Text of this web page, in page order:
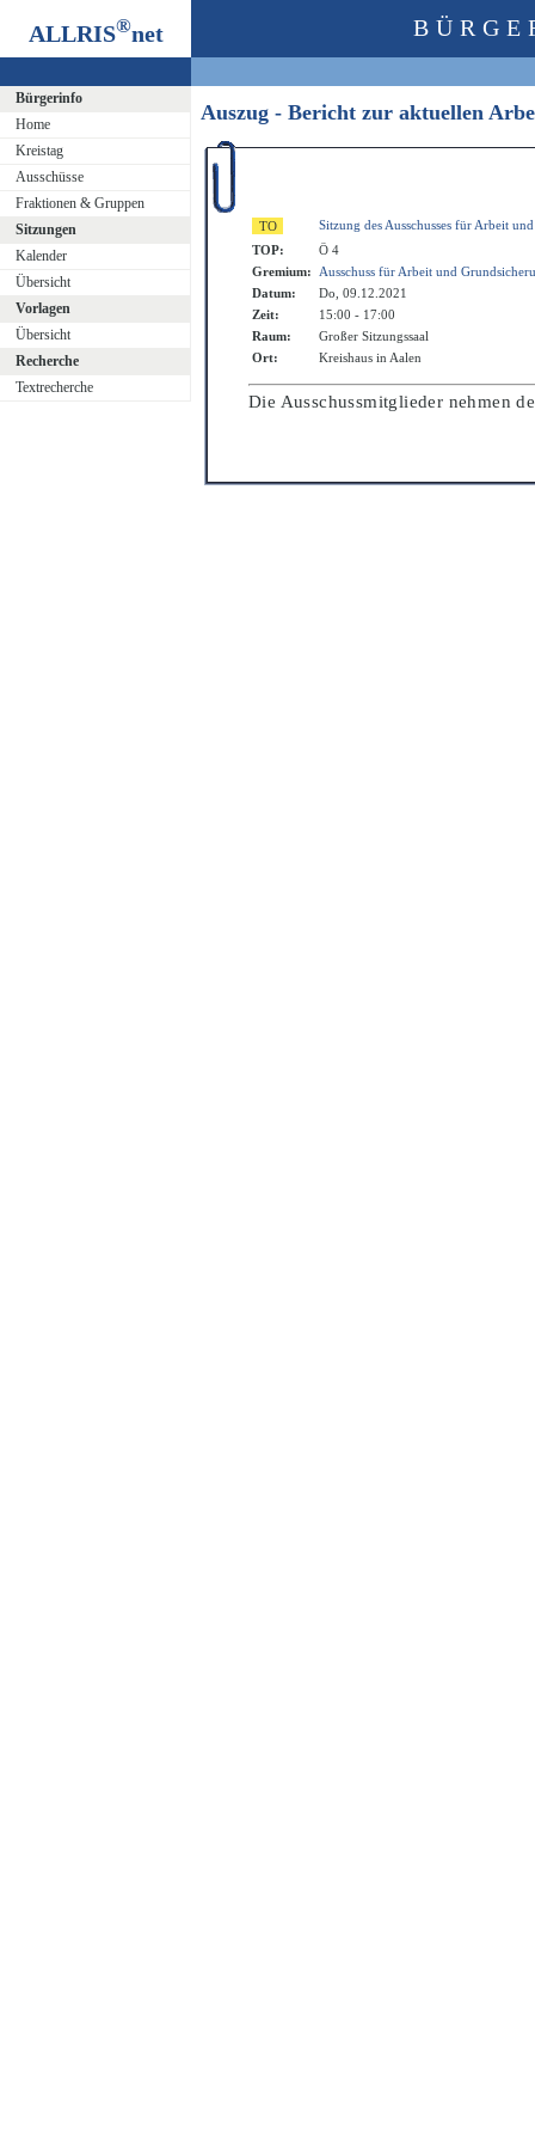
ALLRIS®net
Bürgerinfo
Home
Kreistag
Ausschüsse
Fraktionen & Gruppen
Sitzungen
Kalender
Übersicht
Vorlagen
Übersicht
Recherche
Textrecherche
Auszug - Bericht zur aktuellen
Sitzung des Ausschusses für Arbeit
TOP:
Ö 4
Gremium:
Ausschuss für Arbeit und
Datum:
Do, 09.12.2021
Zeit:
15:00 - 17:00
Raum:
Großer Sitzungssaal
Ort:
Kreishaus in Aalen
Die Ausschussmitglieder nehmen